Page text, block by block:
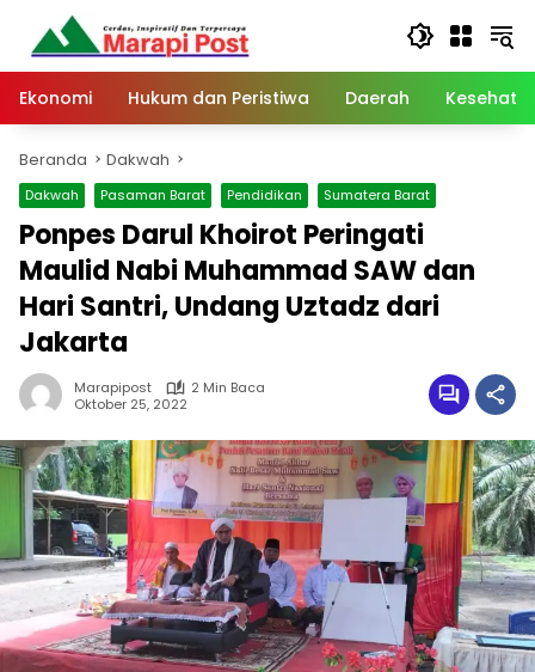
Langsung
konten
Ekonomi
Hukum dan Peristiwa Daerah
Beranda Dakwah
Dakwah Pasaman Barat Pendidikan Sumatera Barat
Ponpes Darul Khoirot Peringati
Maulid Nabi Muhammad SAW dan
Hari Santri, Undang Uztadz dari
Jakarta
Marapipost
2 Min Baca
Oktober 25, 2022